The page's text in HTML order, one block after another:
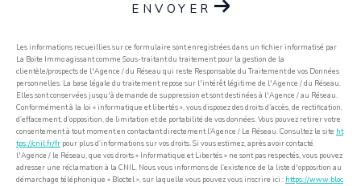
ENVOYER
Les informations recueillies sur ce formulaire sont enregistrées dans un fichier informatisé par
La Boite Immo agissant comme Sous-traitant du traitement pour la gestion de la
clientèle/prospects de l'Agence / du Réseau qui reste Responsable du Traitement de vos Données
personnelles. La base légale du traitement repose sur l'intérêt légitime de l'Agence / du Réseau.
Elles sont conservées jusqu'à demande de suppression et sont destinées à l'Agence / au Réseau.
Conformément à la loi « informatique et libertés », vous disposez des droits d’accès, de rectification,
d’effacement, d’opposition, de limitation et de portabilité de vos données. Vous pouvez retirer votre
consentement à tout moment en contactant directement l’Agence / Le Réseau. Consultez le site ht
tps://cnil.fr/fr pour plus d’informations sur vos droits. Si vous estimez, après avoir contacté
l'Agence / le Réseau, que vos droits « Informatique et Libertés » ne sont pas respectés, vous pouvez
adresser une réclamation à la CNIL. Nous vous informons de l’existence de la liste d'opposition au
démarchage téléphonique « Bloctel », sur laquelle vous pouvez vous inscrire ici : https://www.bloc